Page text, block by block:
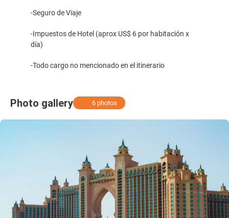
-Seguro de Viaje
-Impuestos de Hotel (aprox US$ 6 por habitación x
día)
-Todo cargo no mencionado en el itinerario
Photo gallery 6 photos